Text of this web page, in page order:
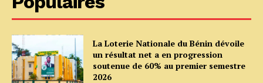
La Loterie Nationale du Bénin dévoile
un résultat net a en progression
soutenue de 60% au premier semestre
2026